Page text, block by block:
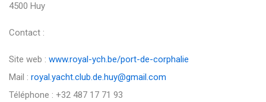
4500 Huy
Contact :
Site web : www.royal-ych.be/port-de-corphalie
Mail : royal.yacht.club.de.huy@gmail.com
Téléphone : +32 487 17 71 93